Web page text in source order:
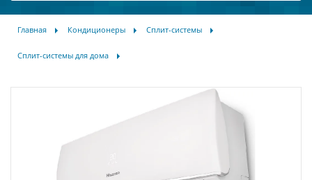
Главная Кондиционеры Сплит-системы
Сплит-системы для дома